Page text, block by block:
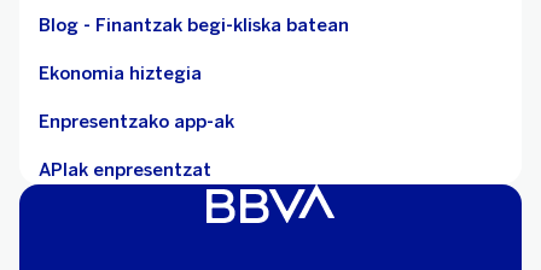
Blog - Finantzak begi-kliska batean
Ekonomia hiztegia
Enpresentzako app-ak
APIak enpresentzat